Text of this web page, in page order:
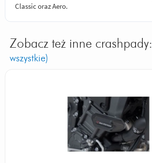
Classic oraz Aero.
Zobacz też inne crashpady:
wszystkie)